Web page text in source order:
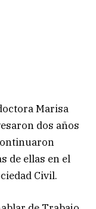
Marisa
dos años
de ellas en el
Civil.